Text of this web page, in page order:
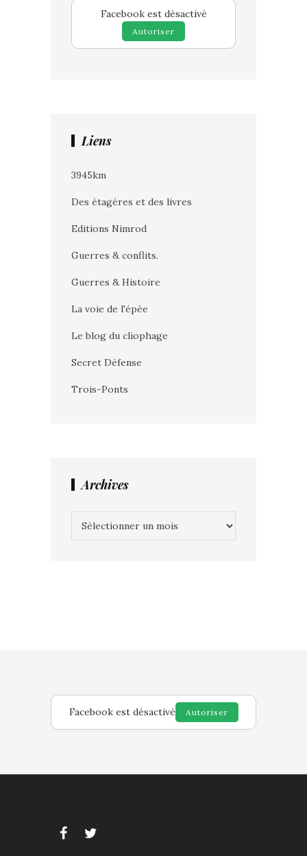
Facebook est désactivé
Autoriser
Liens
3945km
Des étagères et des livres
Editions Nimrod
Guerres & conflits.
Guerres & Histoire
La voie de l'épée
Le blog du cliophage
Secret Défense
Trois-Ponts
Archives
Facebook est désactivé Autoriser